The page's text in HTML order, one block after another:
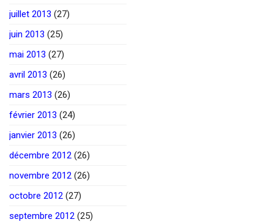
juillet 2013 (27)
juin 2013 (25)
mai 2013 (27)
avril 2013 (26)
mars 2013 (26)
février 2013 (24)
janvier 2013 (26)
décembre 2012 (26)
novembre 2012 (26)
octobre 2012 (27)
septembre 2012 (25)